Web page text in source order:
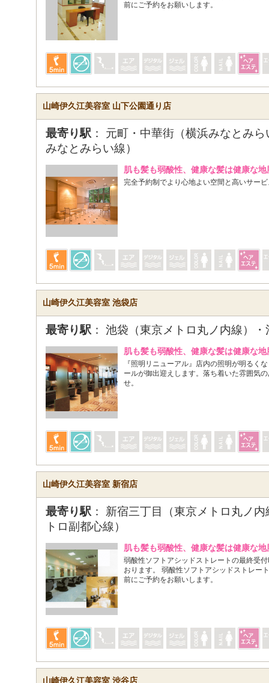
前にご予約をお願いします。
山崎伊久江美容室 山下公園通り店
最寄り駅 ： 元町・中華街（横浜みなとみ
みなとみらい線）
肌も髪も弱酸性、健康な髪は健康な地
完全予約制でより心地よい空間と高いサ
山崎伊久江美容室 池袋店
最寄り駅 ： 池袋（東京メトロ丸ノ内線）
肌も髪も弱酸性、健康な髪は健康な地
『照明リニューアル』店内の照明が明るく
ールが御出迎えします。落ち着いた雰囲気
せ。
山崎伊久江美容室 新宿店
最寄り駅 ： 新宿三丁目（東京メトロ丸ノ
トロ副都心線）
肌も髪も弱酸性、健康な髪は健康な地
弱酸性ソフトアシッドストレートの最終受
おります。 弱酸性ソフトアシッドストレー
前にご予約をお願いします。
山崎伊久江美容室 渋谷店